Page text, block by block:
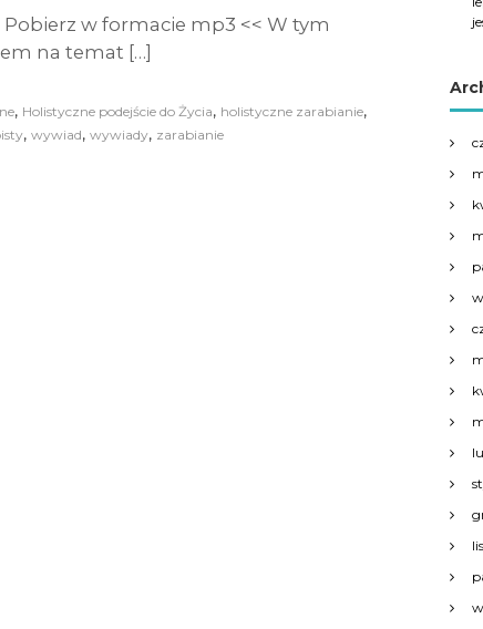
w formacie mp3 << W tym
na temat […]
, Holistyczne podejście do Życia, holistyczne zarabianie,
, wywiad, wywiady, zarabianie